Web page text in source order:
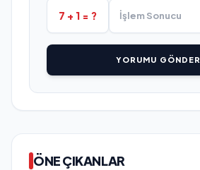
7 + 1 = ?
YORUMU GÖNDER
ÖNE ÇIKANLAR